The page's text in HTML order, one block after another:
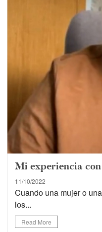
Mi experiencia
11/10/2022
Cuando una mujer o
los...
Read More